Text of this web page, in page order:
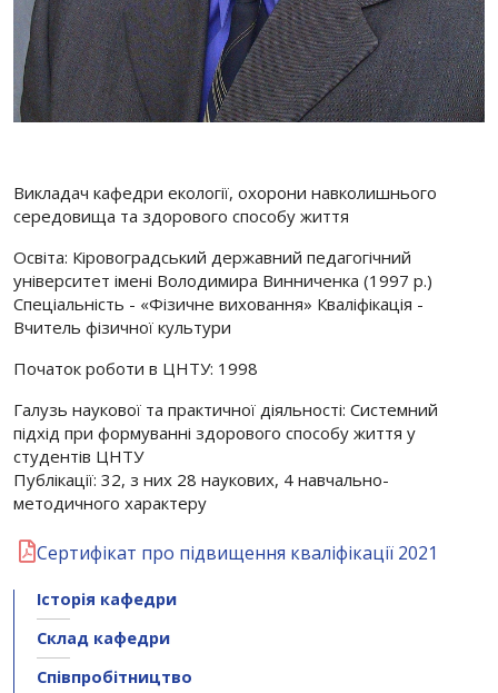
Викладач кафедри екології, охорони навколишнього
середовища та здорового способу життя
Освіта: Кіровоградський державний педагогічний
університет імені Володимира Винниченка (1997 р.)
Спеціальність - «Фізичне виховання» Кваліфікація -
Вчитель фізичної культури
Початок роботи в ЦНТУ: 1998
Галузь наукової та практичної діяльності: Системний
підхід при формуванні здорового способу життя у
студентів ЦНТУ
Публікації: 32, з них 28 наукових, 4 навчально-
методичного характеру
Сертифікат про підвищення кваліфікації 2021
Історія кафедри
Склад кафедри
Співпробітництво